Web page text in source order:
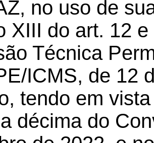
no uso de
XIII do art. 12
Técnica
ICMS, de 12
tendo em
décima do